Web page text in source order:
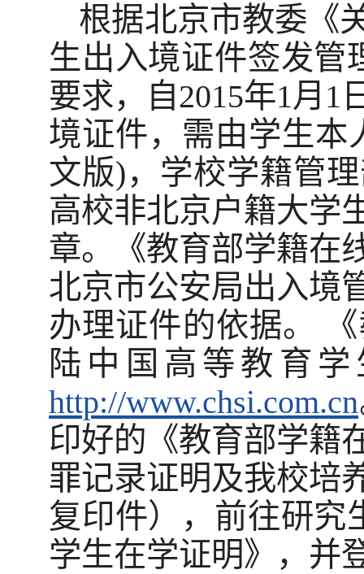
根据北京市教委《
生出入境证件签发管
要求，自2015年1月1
境证件，需由学生本
文版)，学校学籍管
高校非北京户籍大学
章。《教育部学籍在
北京市公安局出入境
办理证件的依据。
陆中国高等教育
http://www.chsi.com.cn
印好的《教育部学籍
罪记录证明及我校培
复印件），前往研究
学生在学证明》，并